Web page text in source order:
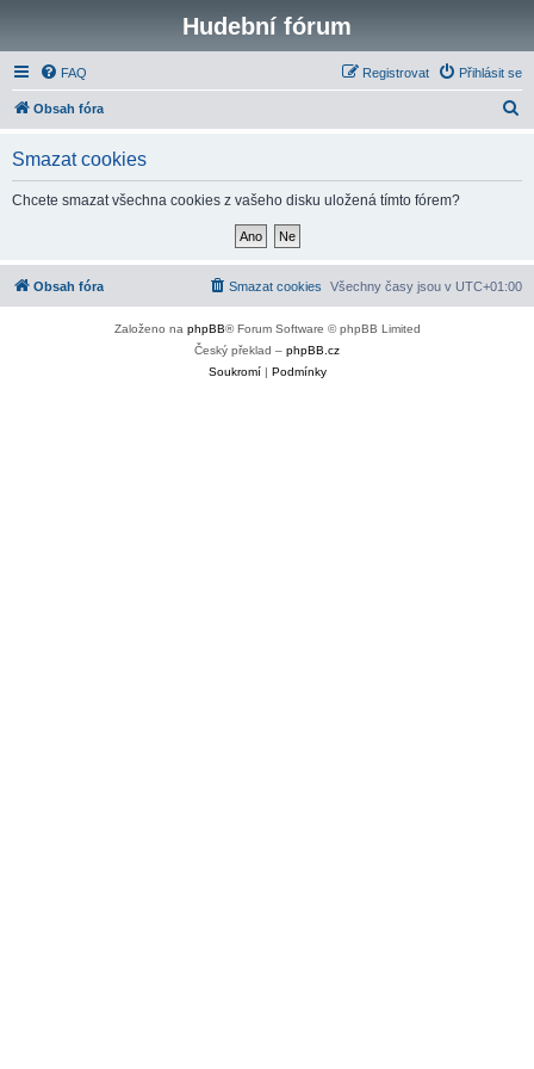
Hudební fórum
FAQ Přihlásit se
Registrovat
Obsah fóra
Smazat cookies
Chcete smazat všechna cookies z vašeho disku uložená tímto fórem?
Obsah fóra Všechny časy jsou v UTC+01:00
Smazat cookies
Založeno na phpBB® Forum Software © phpBB Limited
Český překlad – phpBB.cz
Soukromí| Podmínky